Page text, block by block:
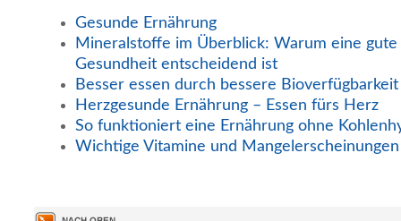
Gesunde Ernährung
Mineralstoffe im Überblick: Warum eine
Gesundheit entscheidend ist
Besser essen durch bessere
Herzgesunde Ernährung – Essen fürs Herz
So funktioniert eine Ernährung ohne
Wichtige Vitamine und Mangelerscheinungen